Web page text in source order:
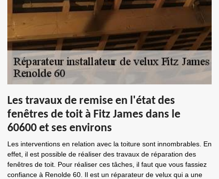
Les travaux de remise en l'état des
fenêtres de toit à Fitz James dans le
60600 et ses environs
Les interventions en relation avec la toiture sont innombrables. En
effet, il est possible de réaliser des travaux de réparation des
fenêtres de toit. Pour réaliser ces tâches, il faut que vous fassiez
confiance à Renolde 60. Il est un réparateur de velux qui a une